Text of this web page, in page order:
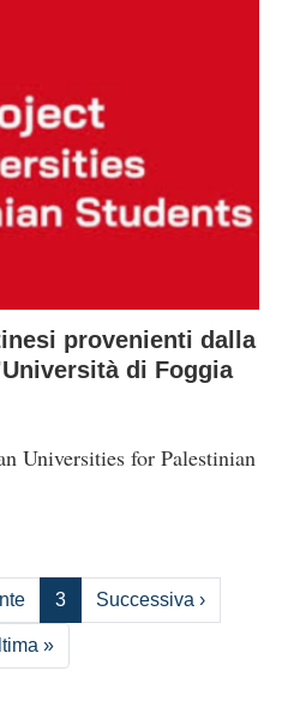
provenienti dalla
di Foggia
Universities for Palestinian
Pagina precedente
3 Successiva ›Pagina
»Ultima pagina